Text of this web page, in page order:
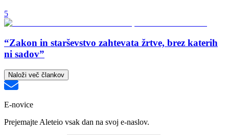
5
“Zakon in starševstvo zahtevata žrtve, brez katerih
ni sadov”
Naloži več člankov
E-novice
Prejemajte Aleteio vsak dan na svoj e-naslov.